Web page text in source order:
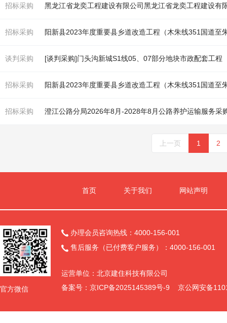
招标采购
招标采购 阳新县2023年度重要县乡道改造工程（木朱线351国道至
谈判采购 [谈判采购]门头沟新城S1线05、07部分地块市政配套工程
招标采购 阳新县2023年度重要县乡道改造工程（木朱线351国道至
招标采购 澄江公路分局2026年8月-2028年8月公路养护运输服务采
上一页 1 2
首页 关于我们 网站声明
官方微信
 办理会员咨询热线：4000-156-001
 售后服务（已付费客户服务）：4000-156-001
运营单位：北京建住科技有限公司
备案号： 京ICP备2025145389号-9 京公网安备